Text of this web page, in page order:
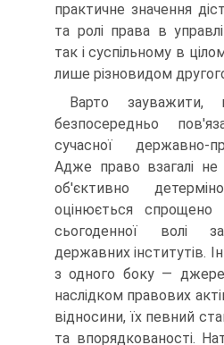
практичне значення
та ролі права в
так і суспільному в
лише різновидом
Варто
безпосередньо
сучасної державно-
Адже право взагалі
об'єктивно
оцінюється
сьогоденної волі
державних інститутів.
з одного боку —
наслідком правових
відносини, їх певний
та впорядкованості.